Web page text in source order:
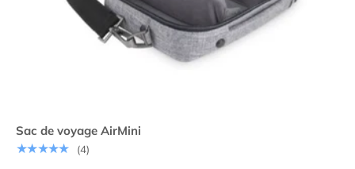
Sac de voyage AirMini
★★★★★
(4)